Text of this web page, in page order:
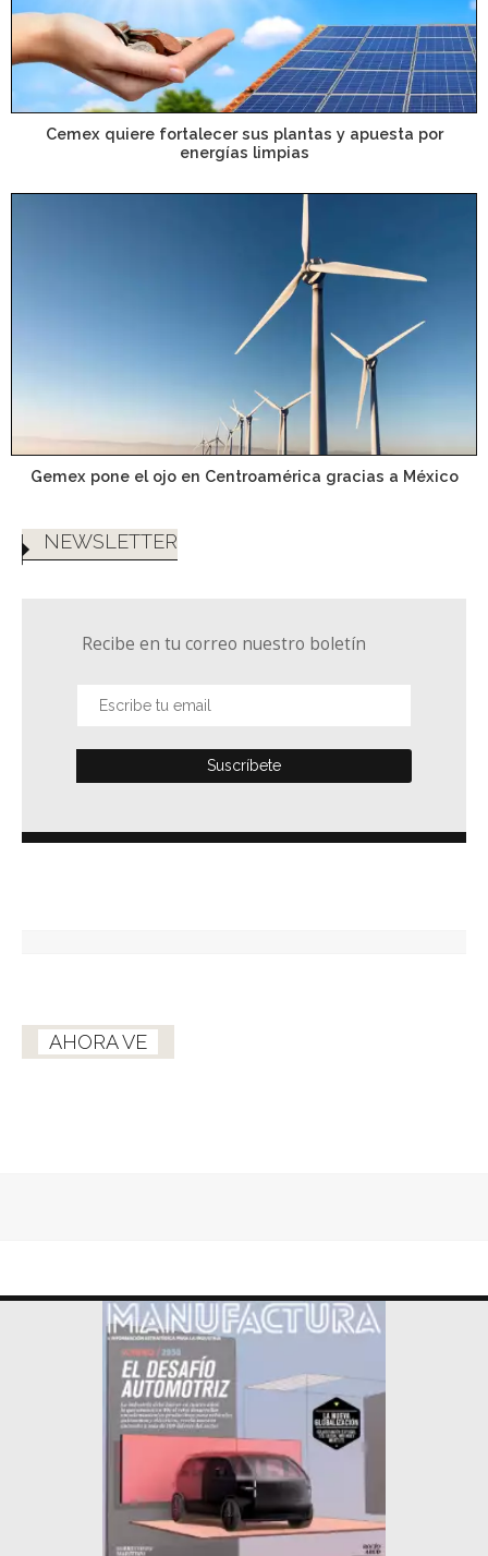
Cemex quiere fortalecer sus plantas y apuesta por
energías limpias
Gemex pone el ojo en Centroamérica gracias a México
NEWSLETTER
Recibe en tu correo nuestro boletín
AHORA VE